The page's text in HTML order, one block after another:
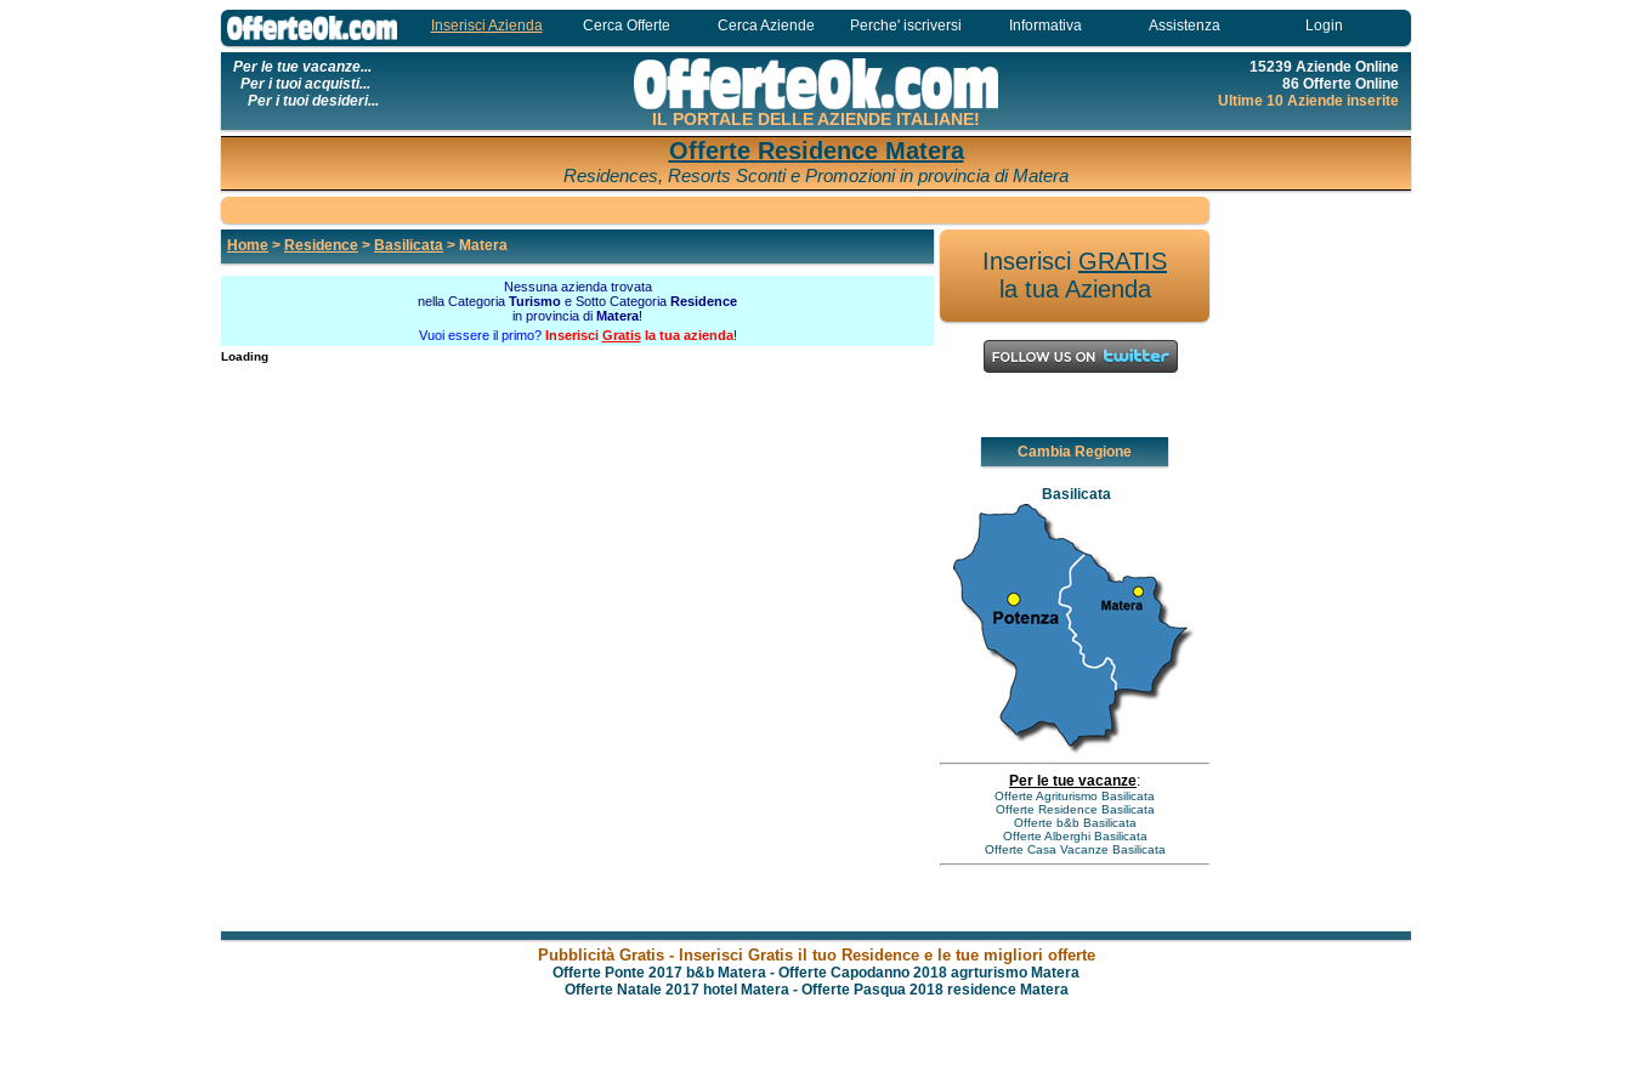
Inserisci Azienda Cerca Offerte Cerca Aziende Perche' iscriversi Informativa Assistenza Login
Per le tue vacanze...
Per i tuoi acquisti...
Per i tuoi desideri...
IL PORTALE DELLE AZIENDE ITALIANE!
15239 Aziende Online
86 Offerte Online
Ultime 10 Aziende inserite
Offerte Residence Matera
Residences, Resorts Sconti e Promozioni in provincia di Matera
Home > Residence > Basilicata > Matera
Nessuna azienda trovata
nella Categoria Turismo e Sotto Categoria Residence
in provincia di Matera!
Vuoi essere il primo? Inserisci Gratisla tua azienda!
Loading
Inserisci GRATIS
la tua Azienda
Cambia Regione
Basilicata
Per le tue vacanze:
Offerte Agriturismo Basilicata
Offerte Residence Basilicata
Offerte b&b Basilicata
Offerte Alberghi Basilicata
Offerte Casa Vacanze Basilicata
Pubblicità Gratis - Inserisci Gratis il tuo Residence e le tue migliori offerte
Offerte Ponte 2017 b&b Matera - Offerte Capodanno 2018 agrturismo Matera
Offerte Natale 2017 hotel Matera- Offerte Pasqua 2018 residence Matera